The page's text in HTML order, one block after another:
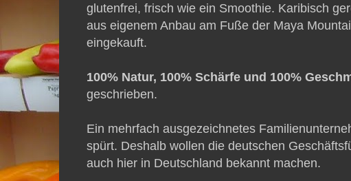
glutenfrei, frisch wie ein Smoothie. Karibisch
aus eigenem Anbau am Fuße der Maya
eingekauft.
100% Natur, 100% Schärfe und 100%
geschrieben.
Ein mehrfach ausgezeichnetes
spürt. Deshalb wollen die deutschen
auch hier in Deutschland bekannt machen.